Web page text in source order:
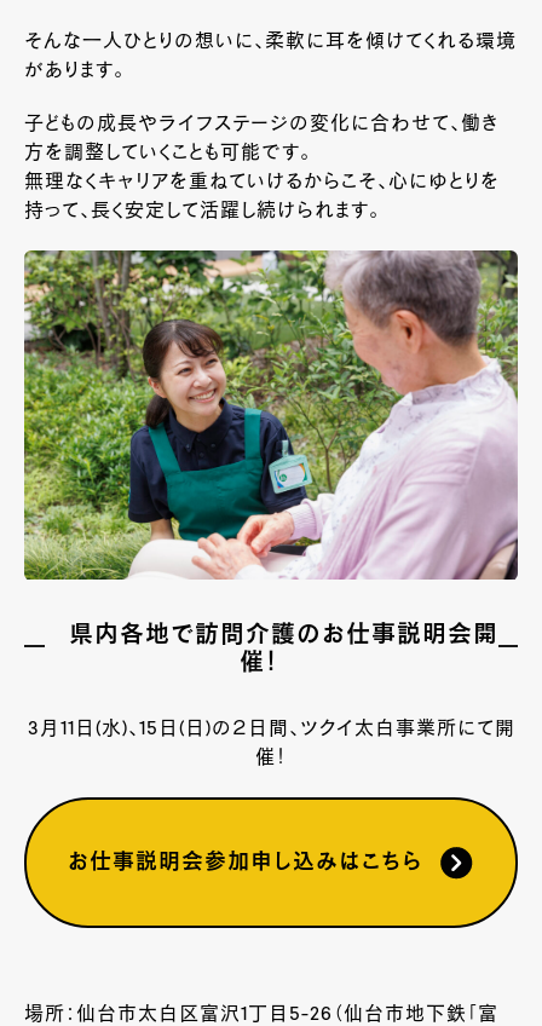
そんな一人ひとりの想いに、柔軟に耳を傾けてくれる環境
があります。
子どもの成長やライフステージの変化に合わせて、働き
方を調整していくことも可能です。
無理なくキャリアを重ねていけるからこそ、心にゆとりを
持って、長く安定して活躍し続けられます。
県内各地で訪問介護のお仕事説明会開
催！
3月11日(水)、15日(日)の２日間、ツクイ太白事業所にて開
催！
お仕事説明会参加申し込みはこちら
場所：仙台市太白区富沢1丁目5-26（仙台市地下鉄「富